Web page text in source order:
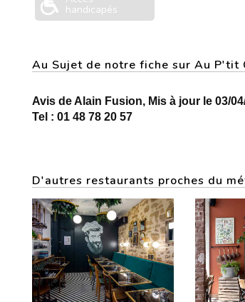
handicapés
Au Sujet de notre fiche sur Au P'tit
Avis de Alain Fusion, Mis à jour le 03/
Tel : 01 48 78 20 57
D'autres restaurants proches du